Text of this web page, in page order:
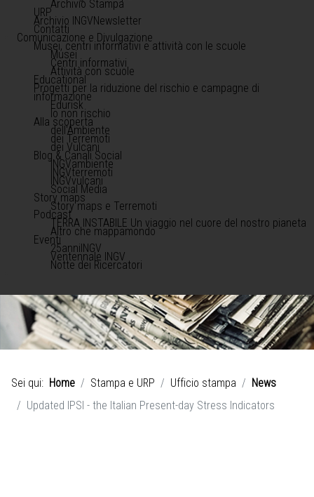
Archivio Stampa
URP
Archivio INGVNewsletter
Contatti
Comunicazione e Divulgazione
Musei, centri informativi e attività con le scuole
Musei
Centri informativi
Attività con scuole
Educational
Progetti per la riduzione del rischio e campagne di
informazione
Edurisk
Io non rischio
Alla scoperta
dell'Ambiente
dei Terremoti
dei Vulcani
Blog & Canali Social
INGVambiente
INGVterremoti
INGVvulcani
Social Media
Story maps
Story maps e Terremoti
Podcast
TERRA INSTABILE Un viaggio nel cuore del nostro pianeta
Altro che mappamondo
Eventi
25anniINGV
Ventennale INGV
Notte dei Ricercatori
Sei qui: Home Stampa e URP Ufficio stampa
News
Updated IPSI - the Italian Present-day Stress Indicators